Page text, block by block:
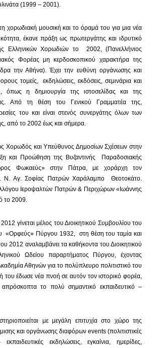
(1999 – 2001).
χορωδιακή μουσική και το όραμά του για μια νέα
έκανε πράξη ως πρωτεργάτης και ιδρυτικό
Ελληνικών Χορωδιών το 2002, (Πανελλήνιος
Φορέας μη κερδοσκοπικού χαρακτήρα της
την Αθήνα). Έχει την ευθύνη οργάνωσης και
τομείς, εκδηλώσεις, εκδόσεις, σεμινάρια και
όπως η δημιουργία της ιστοσελίδας και της
Από τη θέση του Γενικού Γραμματέα της,
του και είναι στενός συνεργάτης όλων των
από το 2002 έως και σήμερα.
Χορωδός και Υπεύθυνος Δημοσίων Σχέσεων στην
και Προώθηση της Βυζαντινής Παραδοσιακής
Φωκαεύς» στην Πάτρα, με χοράρχη τον
Ν. Αγ. Σοφίας Πατρών Χαράλαμπο Θεοτοκάτο.
Ιεροψαλτών Πατρών & Περιχώρων «Ιωάννης
το 2009.
γίνεται μέλος του Διοικητικού Συμβουλίου του
«Ορφεύς» Πύργου 1932, στη θέση του ταμία και
2012 αναλαμβάνει τα καθήκοντα του Διοικητικού
Ωδείου παραρτήματος Πύργου, έχοντας
Αθηνών για το πολύπλευρο πολιτιστικό του
έδωσε νέα πνοή σε αυτόν τον ιστορικό φορέα,
απρόσκοπτα το πολύ σημαντικό εκπαιδευτικό –
με μεγάλη επιτυχία στο χώρο της
και οργάνωσης διαφόρων events (πολιτιστικές
εκδηλώσεις, εγκαίνια, ημερίδες,